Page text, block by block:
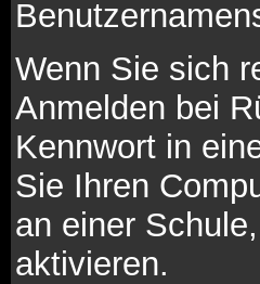
Wenn Sie sich
Anmelden bei
Kennwort in
Sie Ihren
an einer
aktivieren.